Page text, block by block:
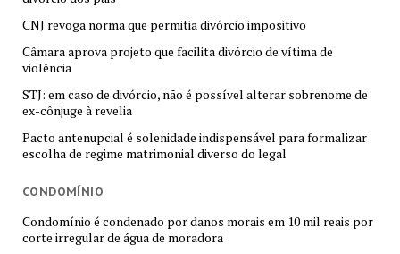
CNJ revoga norma que permitia divórcio impositivo
Câmara aprova projeto que facilita divórcio de vítima de
violência
STJ: em caso de divórcio, não é possível alterar sobrenome de
ex-cônjuge à revelia
Pacto antenupcial é solenidade indispensável para formalizar
escolha de regime matrimonial diverso do legal
CONDOMÍNIO
Condomínio é condenado por danos morais em 10 mil reais por
corte irregular de água de moradora